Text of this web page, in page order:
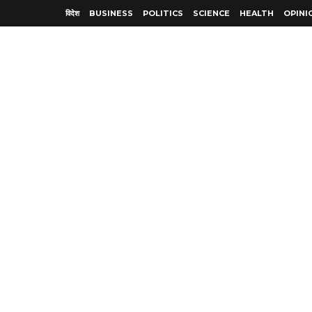
विदेश BUSINESS POLITICS SCIENCE HEALTH